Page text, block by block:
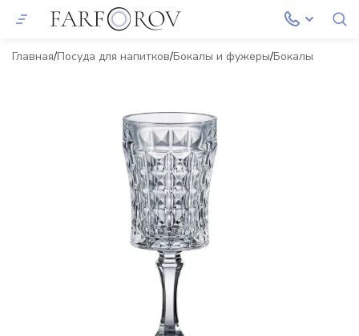
Главная Посуда для напитков Бокалы и фужеры Бокалы